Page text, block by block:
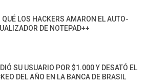
QUÉ LOS HACKERS AMARON EL AUTO-
DE NOTEPAD++
SU USUARIO POR $1.000 Y DESATÓ EL
DEL AÑO EN LA BANCA DE BRASIL